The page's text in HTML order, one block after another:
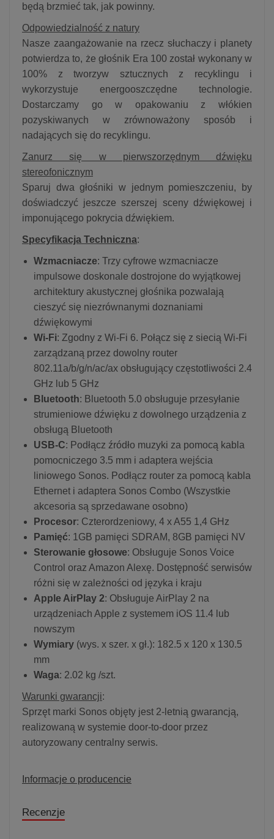
będą brzmieć tak, jak powinny.
Odpowiedzialność z natury
Nasze zaangażowanie na rzecz słuchaczy i planety
potwierdza to, że głośnik Era 100 został wykonany w
100% z tworzyw sztucznych z recyklingu i
wykorzystuje energooszczędne technologie.
Dostarczamy go w opakowaniu z włókien
pozyskiwanych w zrównoważony sposób i
nadających się do recyklingu.
Zanurz się w pierwszorzędnym dźwięku
stereofonicznym
Sparuj dwa głośniki w jednym pomieszczeniu, by
doświadczyć jeszcze szerszej sceny dźwiękowej i
imponującego pokrycia dźwiękiem.
Specyfikacja Techniczna:
Wzmacniacze: Trzy cyfrowe wzmacniacze
impulsowe doskonale dostrojone do wyjątkowej
architektury akustycznej głośnika pozwalają
cieszyć się niezrównanymi doznaniami
dźwiękowymi
Wi-Fi: Zgodny z Wi-Fi 6. Połącz się z siecią Wi-Fi
zarządzaną przez dowolny router
802.11a/b/g/n/ac/ax obsługujący częstotliwości 2.4
GHz lub 5 GHz
Bluetooth: Bluetooth 5.0 obsługuje przesyłanie
strumieniowe dźwięku z dowolnego urządzenia z
obsługą Bluetooth
USB-C: Podłącz źródło muzyki za pomocą kabla
pomocniczego 3.5 mm i adaptera wejścia
liniowego Sonos. Podłącz router za pomocą kabla
Ethernet i adaptera Sonos Combo (Wszystkie
akcesoria są sprzedawane osobno)
Procesor: Czterordzeniowy, 4 x A55 1,4 GHz
Pamięć: 1GB pamięci SDRAM, 8GB pamięci NV
Sterowanie głosowe: Obsługuje Sonos Voice
Control oraz Amazon Alexę. Dostępność serwisów
różni się w zależności od języka i kraju
Apple AirPlay 2: Obsługuje AirPlay 2 na
urządzeniach Apple z systemem iOS 11.4 lub
nowszym
Wymiary (wys. x szer. x gł.): 182.5 x 120 x 130.5
mm
Waga: 2.02 kg /szt.
Warunki gwarancji:
Sprzęt marki Sonos objęty jest 2-letnią gwarancją,
realizowaną w systemie door-to-door przez
autoryzowany centralny serwis.
Informacje o producencie
Recenzje